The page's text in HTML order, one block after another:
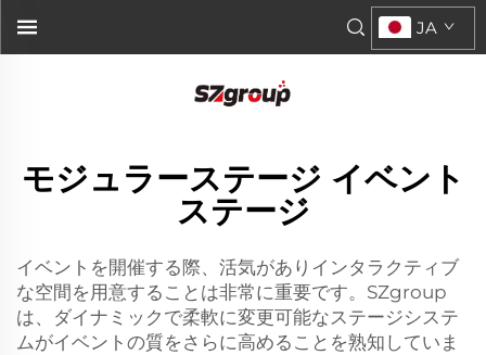
JA
モジュラーステージ イベント
ステージ
イベントを開催する際、活気がありインタラクティブ
な空間を用意することは非常に重要です。SZgroup
は、ダイナミックで柔軟に変更可能なステージシステ
ムがイベントの質をさらに高めることを熟知していま